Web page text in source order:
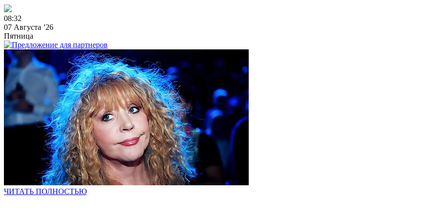
08:32
07 Августа ’26
Пятница
ЧИТАТЬ ПОЛНОСТЬЮ